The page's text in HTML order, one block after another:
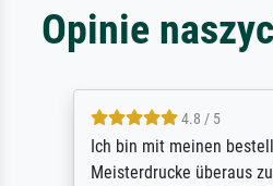
Opinie
5 / 5
Rundum positive
des Auftrags hat eine